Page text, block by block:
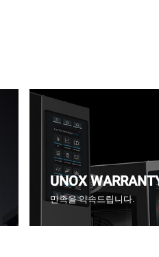
UNOX
만족을 약속드립니다.